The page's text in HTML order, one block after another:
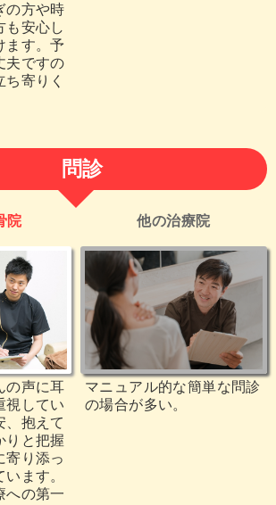
の方や時
も安心し
ます。予
夫ですの
寄りく
問診
院
の声に耳
視してい
、抱えて
りと把握
寄り添っ
ます。
への第一
他の治療院
マニュアル的な簡単な問診
の場合が多い。